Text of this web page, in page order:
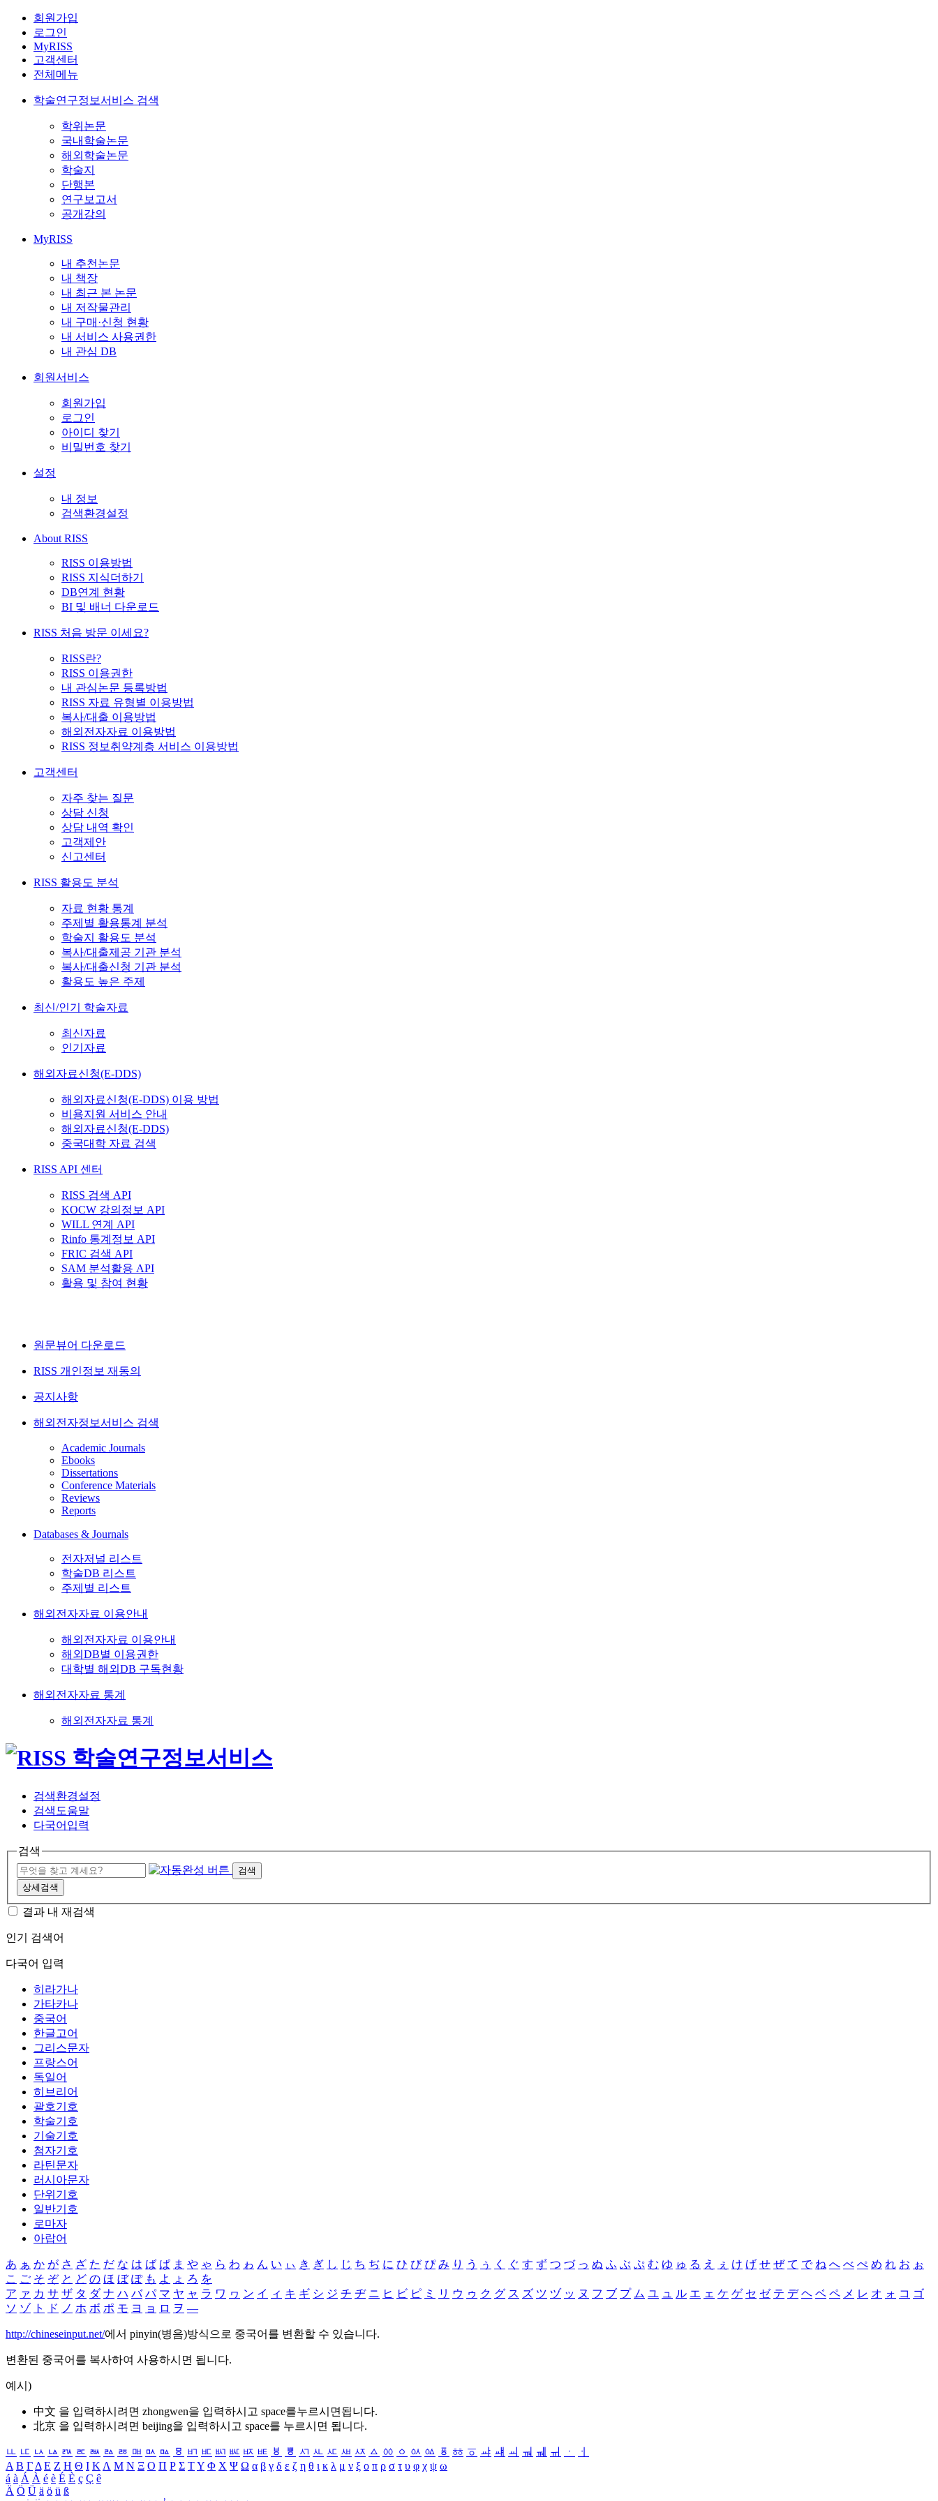
회원가입
로그인
MyRISS
고객센터
전체메뉴
학술연구정보서비스 검색
학위논문
국내학술논문
해외학술논문
학술지
단행본
연구보고서
공개강의
MyRISS
내 추천논문
내 책장
내 최근 본 논문
내 저작물관리
내 구매·신청 현황
내 서비스 사용권한
내 관심 DB
회원서비스
회원가입
로그인
아이디 찾기
비밀번호 찾기
설정
내 정보
검색환경설정
About RISS
RISS 이용방법
RISS 지식더하기
DB연계 현황
BI 및 배너 다운로드
RISS 처음 방문 이세요?
RISS란?
RISS 이용권한
내 관심논문 등록방법
RISS 자료 유형별 이용방법
복사/대출 이용방법
해외전자자료 이용방법
RISS 정보취약계층 서비스 이용방법
고객센터
자주 찾는 질문
상담 신청
상담 내역 확인
고객제안
신고센터
RISS 활용도 분석
자료 현황 통계
주제별 활용통계 분석
학술지 활용도 분석
복사/대출제공 기관 분석
복사/대출신청 기관 분석
활용도 높은 주제
최신/인기 학술자료
최신자료
인기자료
해외자료신청(E-DDS)
해외자료신청(E-DDS) 이용 방법
비용지원 서비스 안내
해외자료신청(E-DDS)
중국대학 자료 검색
RISS API 센터
RISS 검색 API
KOCW 강의정보 API
WILL 연계 API
Rinfo 통계정보 API
FRIC 검색 API
SAM 분석활용 API
활용 및 참여 현황
원문뷰어 다운로드
RISS 개인정보 재동의
공지사항
해외전자정보서비스 검색
Academic Journals
Ebooks
Dissertations
Conference Materials
Reviews
Reports
Databases & Journals
전자저널 리스트
학술DB 리스트
주제별 리스트
해외전자자료 이용안내
해외전자자료 이용안내
해외DB별 이용권한
대학별 해외DB 구독현황
해외전자자료 통계
해외전자자료 통계
검색환경설정
검색도움말
다국어입력
검색
검색
상세검색
결과 내 재검색
인기 검색어
다국어 입력
히라가나
가타카나
중국어
한글고어
그리스문자
프랑스어
독일어
히브리어
괄호기호
학술기호
기술기호
첨자기호
라틴문자
러시아문자
단위기호
일반기호
로마자
아랍어
あ ぁ か が さ ざ た だ な は ば ぱ ま や ゃ ら わ ゎ ん い ぃ き ぎ し じ ち ぢ に ひ び ぴ み り う ぅ く ぐ す ず つ づ っ ぬ ふ ぶ ぷ む ゆ ゅ る え ぇ け げ せ ぜ て で ね へ べ ぺ め れ お ぉ
こ ご そ ぞ と ど の ほ ぼ ぽ も よ ょ ろ を
ア ァ カ サ ザ タ ダ ナ ハ バ パ マ ヤ ャ ラ ワ ヮ ン イ ィ キ ギ シ ジ チ ヂ ニ ヒ ビ ピ ミ リ ウ ゥ ク グ ス ズ ツ ヅ ッ ヌ フ ブ プ ム ユ ュ ル エ ェ ケ ゲ セ ゼ テ デ ヘ ベ ペ メ レ オ ォ コ ゴ
ソ ゾ ト ド ノ ホ ボ ポ モ ヨ ョ ロ ヲ ―
http://chineseinput.net/에서 pinyin(병음)방식으로 중국어를 변환할 수 있습니다.
변환된 중국어를 복사하여 사용하시면 됩니다.
예시)
中文 을 입력하시려면 zhongwen을 입력하시고 space를누르시면됩니다.
北京 을 입력하시려면 beijing을 입력하시고 space를 누르시면 됩니다.
ㅥ ㅦ ㅧ ㅨ ㅩ ㅪ ㅫ ㅬ ㅭ ㅮ ㅯ ㅰ ㅱ ㅲ ㅳ ㅴ ㅵ ㅶ ㅷ ㅸ ㅹ ㅺ ㅻ ㅼ ㅽ ㅾ ㅿ ㆀ ㆁ ㆂ ㆃ ㆄ ㆅ ㆆ ㆇ ㆈ ㆉ ㆊ ㆋ ㆌ ㆍ
ㆎ
Α Β ΓΔ Ε Ζ Η Θ Ι ΚΛ Μ Ν Ξ Ο Π Ρ Σ ΤΥ Φ Χ Ψ Ω α β γ δ ε ζ η θ ι κ λ μ ν ξ ο π ρ σ τ υ φ χ ψ ω
á à Á À é è É È ç Ç ê
Ä Ö Ü ä ö ü ß